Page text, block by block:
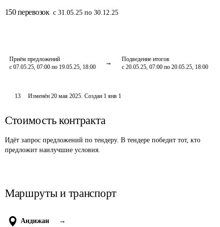
150 перевозок с 31.05.25 по 30.12.25
Приём предложений
с 07.05.25, 07:00 по 19.05.25, 18:00
Подведение итогов
с 20.05.25, 07:00 по 20.05.25, 18:00
13 Изменён20 мая 2025. Создан 1 янв 1
Стоимость контракта
Идёт запрос предложений по тендеру. В тендере победит тот, кто
предложит наилучшие условия.
Маршруты и транспорт
Андижан →